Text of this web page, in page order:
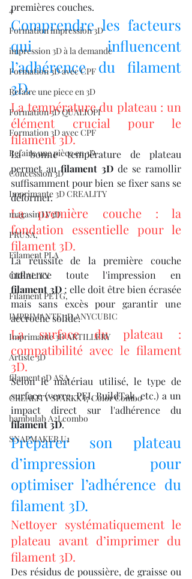
4
Formation impression 3D
impression 3D à la demande
Formation 3D avec CPF
Refaire une piece en 3D
Formation 3D QUALIOPI
Formation 3D avec CPF
Refaire une pièce en 3D
Concession 3D
Imprimante 3D CREALITY
magasin LV3D
PRUSA,
Filament PLA
CREALITY
Filament PETG,
IMPRIMANTE 3D ANYCUBIC
Imprimante 3D ARTILLERY
Artiste 3D
filament 3D ASA
CREALITY SPARKX i7 Color Combo
bambulab A2Lcombo
SNAPMAKER U1
premières couches.
Comprendre les facteurs
qui influencent
l’adhérence du filament
3D.
La température du plateau : un
élément crucial pour le
filament 3D.
La bonne température de plateau
permet au filament 3D de se ramollir
suffisamment pour bien se fixer sans se
déformer.
La première couche : la
fondation essentielle pour le
filament 3D.
La réussite de la première couche
filament 3D ; elle doit être bien écrasée
mais sans excès pour garantir une
accroche solide.
La surface du plateau :
compatibilité avec le filament
3D.
Selon le matériau utilisé, le type de
surface (verre, PEI, BuildTak, etc.) a un
filament 3D.
Préparer son plateau
d’impression pour
optimiser l’adhérence du
filament 3D.
Nettoyer systématiquement le
plateau avant d’imprimer du
filament 3D.
Des résidus de poussière, de graisse ou